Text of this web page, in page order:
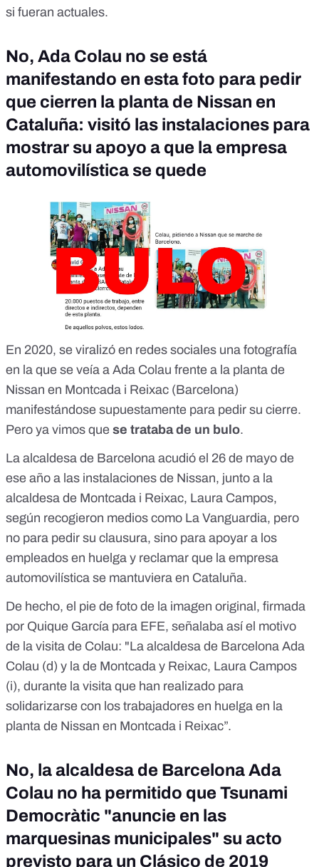
si fueran actuales.
No, Ada Colau no se está
manifestando en esta foto para pedir
que cierren la planta de Nissan en
Cataluña: visitó las instalaciones para
mostrar su apoyo a que la empresa
automovilística se quede
En 2020, se viralizó en redes sociales una fotografía
en la que se veía a Ada Colau frente a la planta de
Nissan en Montcada i Reixac (Barcelona)
manifestándose supuestamente para pedir su cierre.
Pero ya vimos que se trataba de un bulo.
La alcaldesa de Barcelona acudió el 26 de mayo de
ese año a las instalaciones de Nissan, junto a la
alcaldesa de Montcada i Reixac, Laura Campos,
según recogieron medios como La Vanguardia, pero
no para pedir su clausura, sino para apoyar a los
empleados en huelga y reclamar que la empresa
automovilística se mantuviera en Cataluña.
De hecho, el pie de foto de la imagen original, firmada
por Quique García para EFE, señalaba así el motivo
de la visita de Colau: "La alcaldesa de Barcelona Ada
Colau (d) y la de Montcada y Reixac, Laura Campos
(i), durante la visita que han realizado para
solidarizarse con los trabajadores en huelga en la
planta de Nissan en Montcada i Reixac”.
No, la alcaldesa de Barcelona Ada
Colau no ha permitido que Tsunami
Democràtic "anuncie en las
marquesinas municipales" su acto
previsto para un Clásico de 2019